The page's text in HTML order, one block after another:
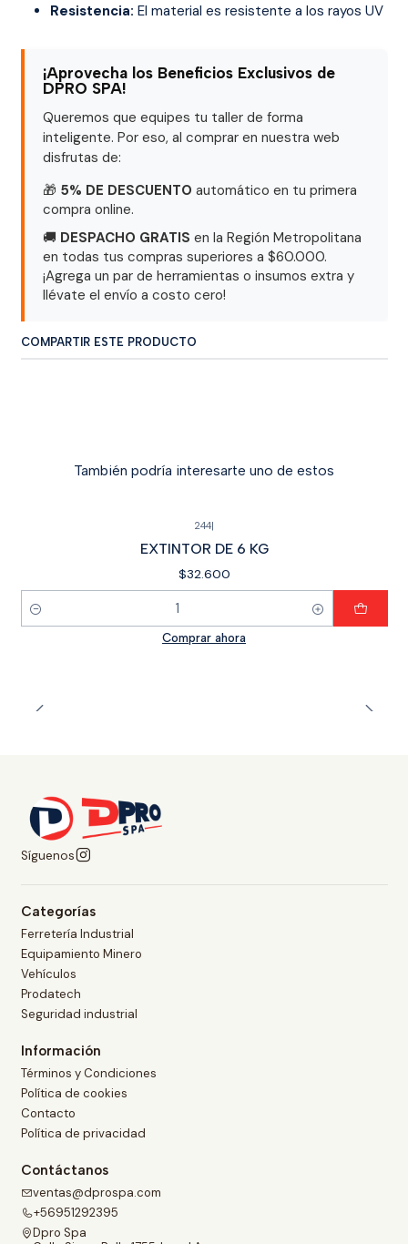
Resistencia: El material es resistente a los rayos UV
¡Aprovecha los Beneficios Exclusivos de
DPRO SPA!
Queremos que equipes tu taller de forma
inteligente. Por eso, al comprar en nuestra web
disfrutas de:
🎁 5% DE DESCUENTO automático en tu primera
compra online.
🚚 DESPACHO GRATIS en la Región Metropolitana
en todas tus compras superiores a $60.000.
¡Agrega un par de herramientas o insumos extra y
llévate el envío a costo cero!
COMPARTIR ESTE PRODUCTO
También podría interesarte uno de estos
244|
EXTINTOR DE 6 KG
$32.600
Cantidad
Comprar ahora
Síguenos
Categorías
Ferretería Industrial
Equipamiento Minero
Vehículos
Prodatech
Seguridad industrial
Información
Términos y Condiciones
Política de cookies
Contacto
Política de privacidad
Contáctanos
ventas@dprospa.com
+56951292395
Dpro Spa